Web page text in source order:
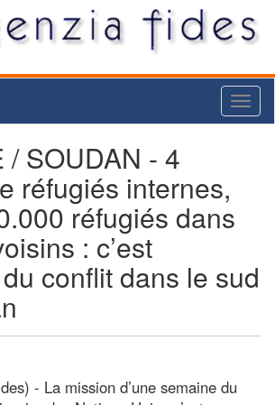
/ SOUDAN - 4
réfugiés internes,
réfugiés dans
: c’est
conflit dans le sud
- La mission d’une semaine du